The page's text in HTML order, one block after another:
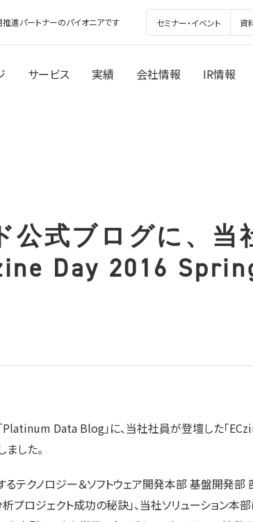
進パートナーのパイオニアです セミナー・イベント 資
サービス 実績 会社情報 IR情報
公式ブログに、当
Day 2016
Platinum Data Blog」に、当社社員が登壇した「
した。
テクノロジー＆ソフトウェア開発本部 基盤開発部
プロジェクト成功の秘訣」、当社ソリューション本